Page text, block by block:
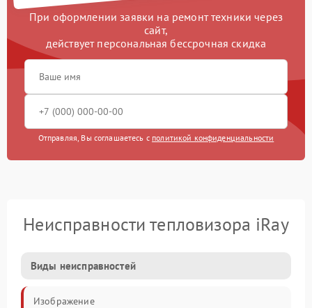
При оформлении заявки на ремонт техники через
сайт,
действует персональная бессрочная скидка
Отправляя, Вы соглашаетесь с политикой конфиденциальности
Неисправности тепловизора iRay
Виды неисправностей
Изображение